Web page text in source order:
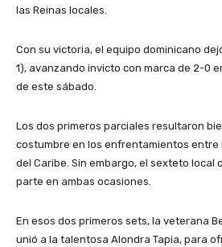
las Reinas locales.
Con su victoria, el equipo dominicano
1), avanzando invicto con marca de 2-0
de este sábado.
Los dos primeros parciales resultaron
costumbre en los enfrentamientos entre
del Caribe. Sin embargo, el sexteto local
parte en ambas ocasiones.
En esos dos primeros sets, la veterana
unió a la talentosa Alondra Tapia, para